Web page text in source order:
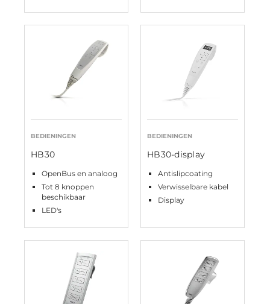
BEDIENINGEN
HB30
OpenBus en analoog
Tot 8 knoppen
beschikbaar
LED's
BEDIENINGEN
HB30-display
Antislipcoating
Verwisselbare kabel
Display